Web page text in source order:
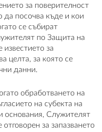
за поверителност
да посочва къде и кои
се събират
по Защита на
известието за
целта, за която се
данни.
обработването на
на субекта на
основания, Служителят
за запазването